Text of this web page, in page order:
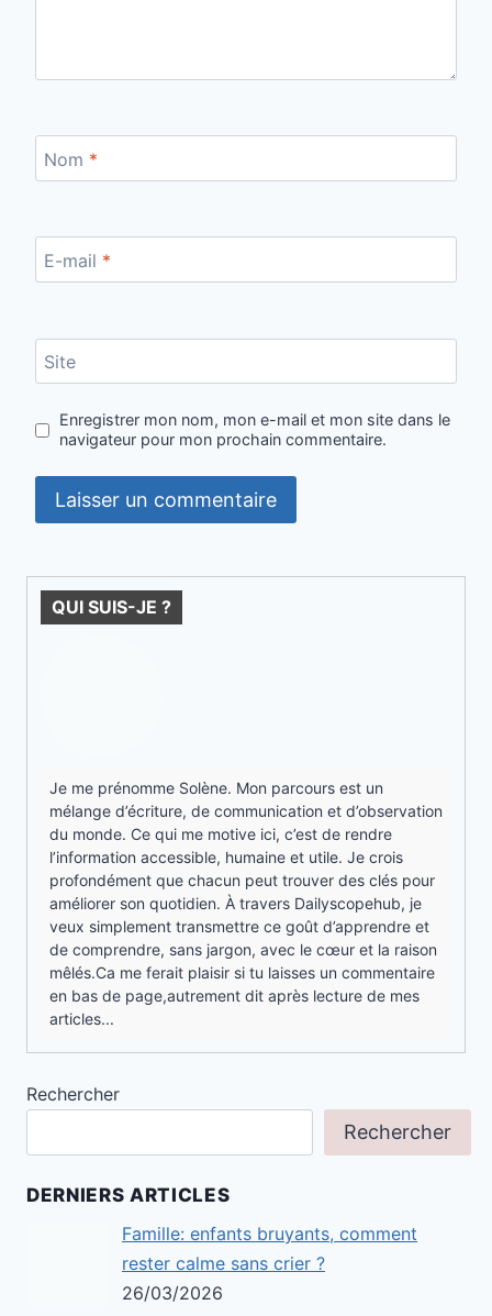
Nom *
E-mail *
Site
Enregistrer mon nom, mon e-mail et mon site dans le
navigateur pour mon prochain commentaire.
QUI SUIS-JE ?
Je me prénomme Solène. Mon parcours est un
mélange d’écriture, de communication et d’observation
du monde. Ce qui me motive ici, c’est de rendre
l’information accessible, humaine et utile. Je crois
profondément que chacun peut trouver des clés pour
améliorer son quotidien. À travers Dailyscopehub, je
veux simplement transmettre ce goût d’apprendre et
de comprendre, sans jargon, avec le cœur et la raison
mêlés.Ca me ferait plaisir si tu laisses un commentaire
en bas de page,autrement dit après lecture de mes
articles...
Rechercher
Rechercher
DERNIERS ARTICLES
Famille: enfants bruyants, comment
rester calme sans crier ?
26/03/2026